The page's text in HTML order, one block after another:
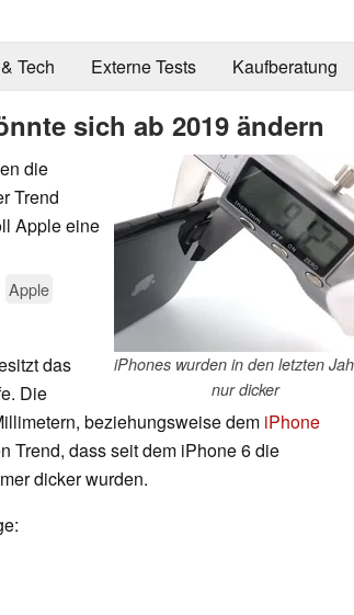
Tech Externe Tests Kaufberatung
sich ab 2019 ändern
iPhones wurden in den letzten
nur dicker
die
Trend
Apple eine
Apple
das
Die
beziehungsweise dem iPhone
Trend, dass seit dem iPhone 6 die
dicker wurden.